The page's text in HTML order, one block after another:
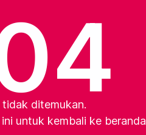
tidak ditemukan.
untuk kembali ke beranda